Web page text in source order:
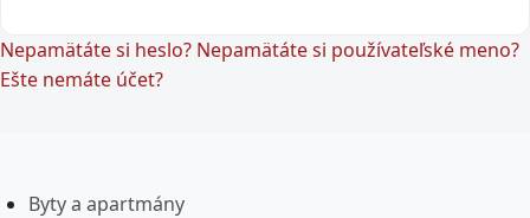
Nepamätáte si heslo? Nepamätáte si používateľské meno?
Ešte nemáte účet?
Byty a apartmány